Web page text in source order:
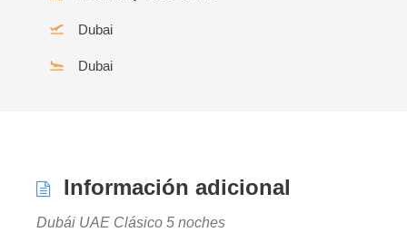
Dubai
Dubai
Información adicional
Dubái UAE Clásico 5 noches